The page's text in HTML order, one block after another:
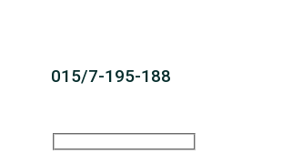
015/7-195-188